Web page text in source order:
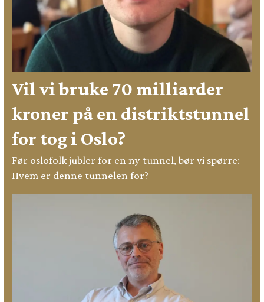
Vil vi bruke 70 milliarder
kroner på en distriktstunnel
for tog i Oslo?
Før oslofolk jubler for en ny tunnel, bør vi spørre:
Hvem er denne tunnelen for?